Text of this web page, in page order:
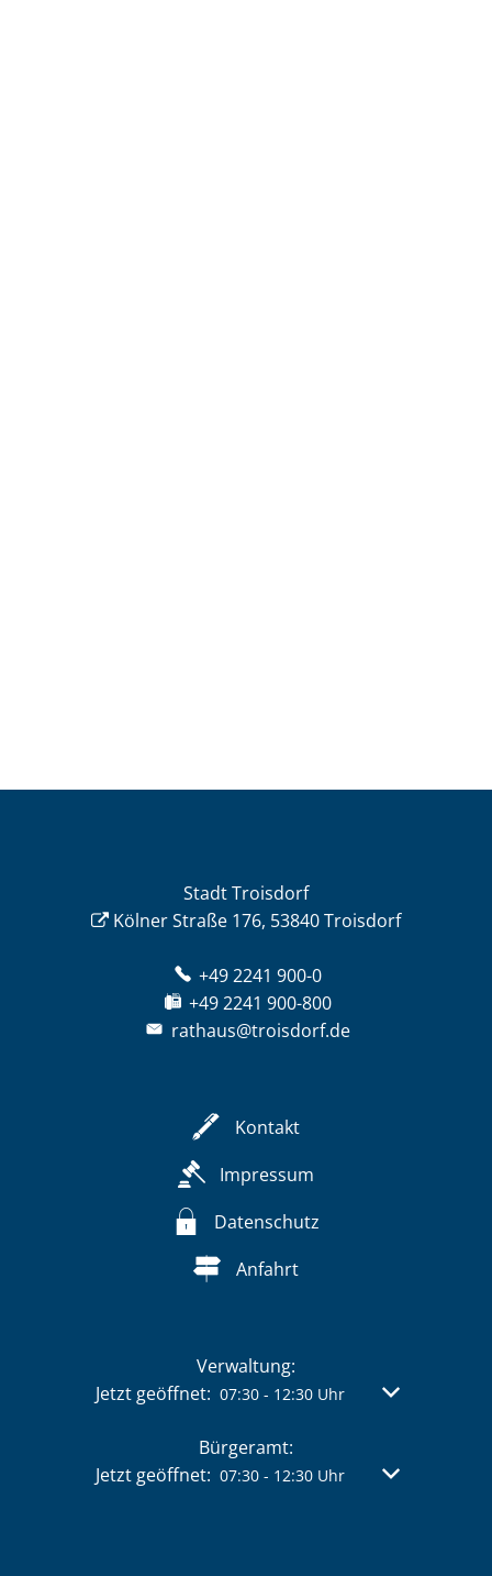
Stadt Troisdorf
Kölner Straße 176, 53840 Troisdorf
+49 2241 900-0
+49 2241 900-800
rathaus@troisdorf.de
Kontakt
Impressum
Datenschutz
Anfahrt
Verwaltung:
Klicken, um weitere Öffnungs- oder
Jetzt geöffnet: 07:30- 12:30Uhr Von 07:30
Bürgeramt:
Klicken, um weitere Öffnungs- oder
Jetzt geöffnet: 07:30- 12:30Uhr Von 07:30